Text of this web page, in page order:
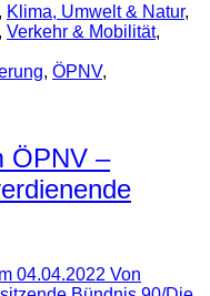
, Klima, Umwelt & Natur,
, Verkehr & Mobilität,
, ÖPNV,
ÖPNV –
04.04.2022 Von